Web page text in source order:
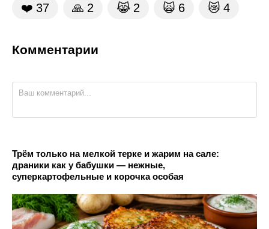
❤️ 37 🙏 2 😹 2 🙀 6 😿 4
Комментарии
Трём только на мелкой терке и жарим на сале:
драники как у бабушки — нежные,
суперкартофельные и корочка особая